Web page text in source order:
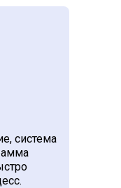
система